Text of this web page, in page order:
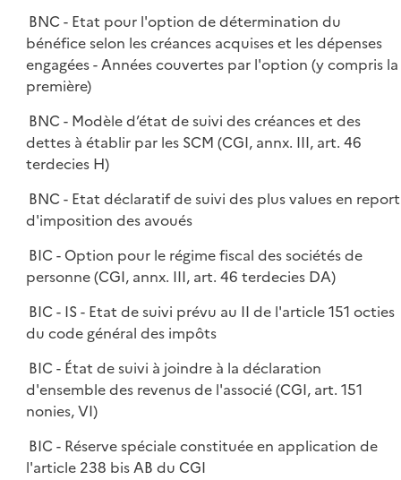
BNC - Etat pour l'option de détermination du
bénéfice selon les créances acquises et les dépenses
engagées - Années couvertes par l'option (y compris la
première)
BNC - Modèle d’état de suivi des créances et des
dettes à établir par les SCM (CGI, annx. III, art. 46
terdecies H)
BNC - Etat déclaratif de suivi des plus values en report
d'imposition des avoués
BIC - Option pour le régime fiscal des sociétés de
personne (CGI, annx. III, art. 46 terdecies DA)
BIC - IS - Etat de suivi prévu au II de l'article 151 octies
du code général des impôts
BIC - État de suivi à joindre à la déclaration
d'ensemble des revenus de l'associé (CGI, art. 151
nonies, VI)
BIC - Réserve spéciale constituée en application de
l'article 238 bis AB du CGI